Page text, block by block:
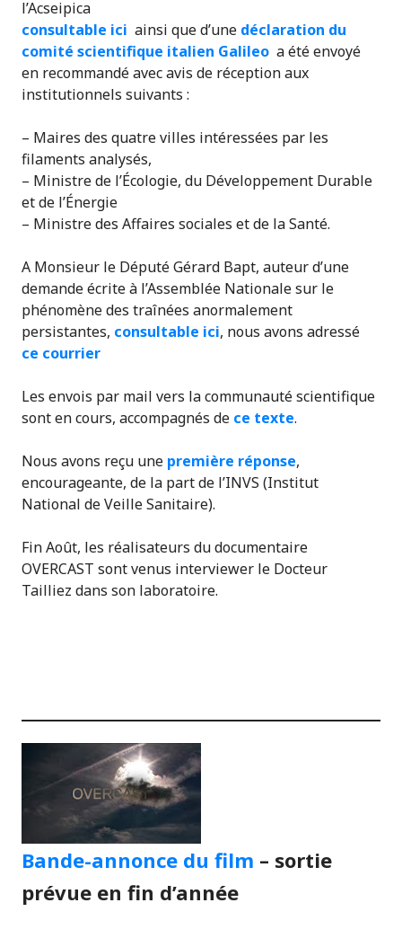
l’Acseipica
consultable ici ainsi que d’une déclaration du
comité scientifique italien Galileo a été envoyé
en recommandé avec avis de réception aux
institutionnels suivants :
– Maires des quatre villes intéressées par les
filaments analysés,
– Ministre de l’Écologie, du Développement Durable
et de l’Énergie
– Ministre des Affaires sociales et de la Santé.
A Monsieur le Député Gérard Bapt, auteur d’une
demande écrite à l’Assemblée Nationale sur le
phénomène des traînées anormalement
persistantes, consultable ici, nous avons adressé
ce courrier
Les envois par mail vers la communauté scientifique
sont en cours, accompagnés de ce texte.
Nous avons reçu une première réponse,
encourageante, de la part de l’INVS (Institut
National de Veille Sanitaire).
Fin Août, les réalisateurs du documentaire
OVERCAST sont venus interviewer le Docteur
Tailliez dans son laboratoire.
Bande-annonce du film – sortie
prévue en fin d’année